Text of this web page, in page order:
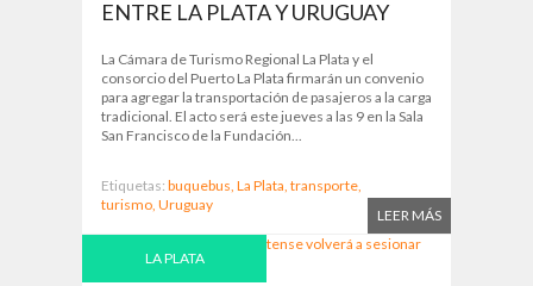
ENTRE LA PLATA Y URUGUAY
La Cámara de Turismo Regional La Plata y el
consorcio del Puerto La Plata firmarán un convenio
para agregar la transportación de pasajeros a la carga
tradicional. El acto será este jueves a las 9 en la Sala
San Francisco de la Fundación...
LEER MÁS
Etiquetas: buquebus, La Plata, transporte,
turismo, Uruguay
LA PLATA